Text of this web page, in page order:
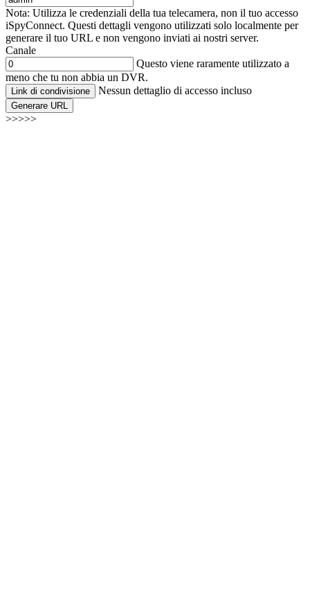
Nota: Utilizza le credenziali della tua telecamera, non il tuo accesso
iSpyConnect. Questi dettagli vengono utilizzati solo localmente per
generare il tuo URL e non vengono inviati ai nostri server.
Canale
Questo viene raramente utilizzato a
meno che tu non abbia un DVR.
Link di condivisione Nessun dettaglio di accesso incluso
Generare URL
>>>>>